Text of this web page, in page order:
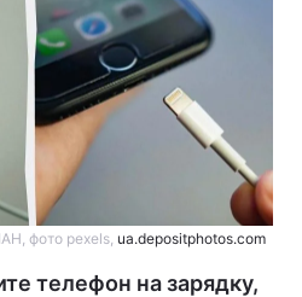
фото pexels, ua.depositphotos.com
телефон на зарядку,